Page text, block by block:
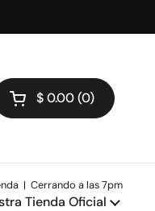
Abrir carrito
$ 0.00 0
| Cerrando a las 7pm
Tienda Oficial